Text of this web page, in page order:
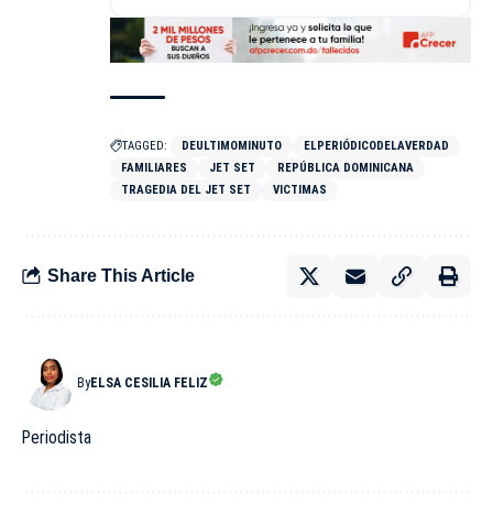
TAGGED: DEULTIMOMINUTO
ELPERIÓDICODELAVERDAD
FAMILIARES
JET SET
REPÚBLICA DOMINICANA
TRAGEDIA DEL JET SET
VICTIMAS
Share This Article
ByELSA CESILIA FELIZ
Periodista